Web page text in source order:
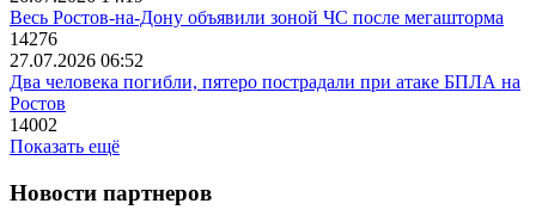
Весь Ростов-на-Дону объявили зоной ЧС после мегашторма
14276
27.07.2026 06:52
Два человека погибли, пятеро пострадали при атаке БПЛА на
Ростов
14002
Показать ещё
Новости партнеров